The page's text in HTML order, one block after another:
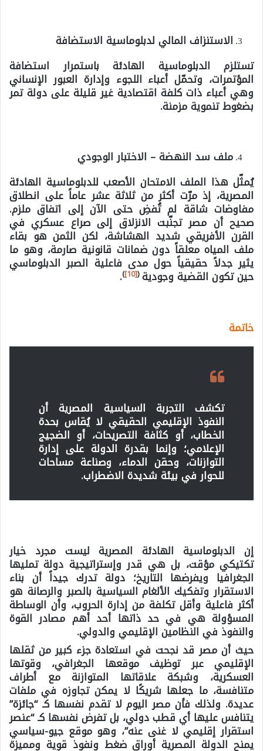
الاستنزاف المالي لدبلوماسية الاستضافة
تستلزم الدبلوماسية الهادئة باستمرار استضافة
المؤتمرات، وتحمّل أعباء اللجوء وإدارة العبور الإنساني
وهي أعباء ذات كلفة اقتصادية غير قليلة على دولة تمر
بضغوط تنموية مزمنة.
ملف سد النهضة – الاختبار الوجودي
يُمثّل هذا الملف الامتحان الأصعب للدبلوماسية الهادئة
المصرية، إذ مرّت أكثر من ثلاثة عشر عاماً على انطلاق
مفاوضات شاقة لم تُفضِ حتى الآن إلى اتفاق ملزم.
صحيح أن مصر تجنّبت الانزلاق إلى صراع عسكري في
القرن الأفريقي شديد الهشاشة، لكن الثمن هو بقاء
ملف المياه معلقاً دون ضمانات قانونية صارمة، وهو ما
يثير جدلاً حقيقياً حول مدى فاعلية الصبر الدبلوماسي
حين تكون القضية وجودية(
[10]
)
.
خاتمة
تكشف التجربة السياسية المصرية أن
النفوذ الإقليمي الحقيقي لا يُقاس بحدة
الخطاب، أو كثافة التصريحات، أو الضجيج
الإعلامي؛ وإنما بقدرة الدولة على إدارة
التوازنات، وحقن الدماء، وصناعة مساحات
للحوار في بيئة شديدة الاضطراب.
إن الدبلوماسية الهادئة المصرية ليست مجرد خيار
تكتيكي مؤقت، بل هي قدر وإستراتيجية دولةتمليها
الجغرافيا ويفرضها التاريخ؛ دولة تدرك جيداً أن بناء
الاستقرار وتفكيك الألغام السياسية بالصبر والرصانة هو
أكثر فاعلية وأقل تكلفة من إدارة الحروب، وأن الوساطة
المسؤولة هي في حد ذاتها أحد أهم مصادر القوة
والنفوذ في النظامين الإقليمي والدولي.
حيث أن مصر قد نجحت في استعادة جزء كبير من ثقلها
الإقليمي عبر توظيف موقعها الجغرافي، وقوتها
العسكرية، وشبكة علاقاتها المتوازنة مع أطراف
متنافسة، ما جعلها شريكًا لا يمكن تجاوزه في ملفات
عديدة. ولذلك فأن مصر اليوم لا تقدم نفسها كـ “جائزة”
يتنافس عليها أي قطب دولي، بل تفرض نفسها كـ “عنصر
استقرار إقليمي لا غنى عنه”، وهو موقع جيو-سياسي
يمنح الدولة المصرية أوراق ضغط ونفوذ قوية ومميزة